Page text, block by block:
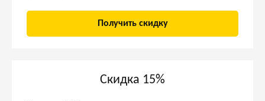
Получить скидку
Скидка 15%